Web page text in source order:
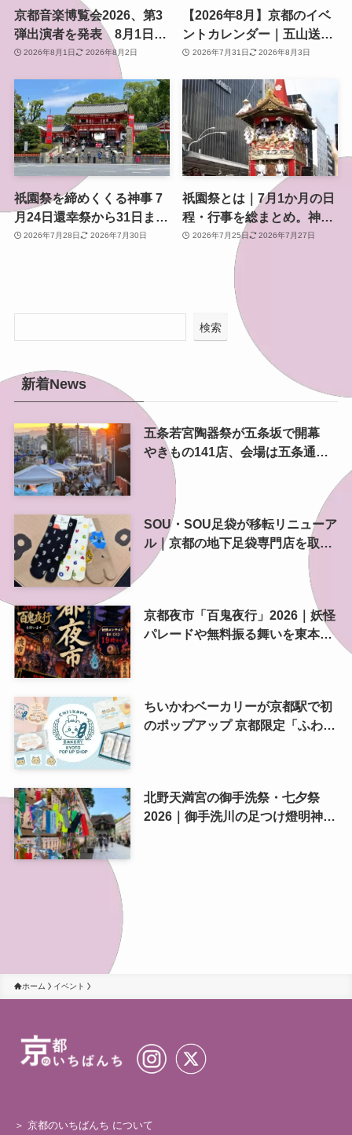
京都音楽博覧会2026、第3
弾出演者を発表 8月1日か
らチケット2次プレオーダ
ー開始 梅小路公園で10月
開催
2026年8月1日 2026年8月2日
【2026年8月】京都のイベ
ントカレンダー｜五山送り
火・お盆行事・夏のおでか
2026年7月31日 2026年8月3日
祇園祭を締めくくる神事 7
月24日還幸祭から31日まで
のスケジュールと見どころ
2026年7月28日 2026年7月30日
祇園祭とは｜7月1か月の日
程・行事を総まとめ。神幸
祭・山鉾巡行・還幸祭まで
2026年7月25日 2026年7月27日
検索
新着News
五条若宮陶器祭が五条坂で開幕
やきもの141店、会場は五条通の
南側にも拡大
SOU・SOU足袋が移転リニューア
ル｜京都の地下足袋専門店を取
材、人気商品や京都土産も紹介
京都夜市「百鬼夜行」2026｜妖怪
パレードや無料振る舞いを東本願
ちいかわベーカリーが京都駅で初
のポップアップ 京都限定「ふわふ
北野天満宮の御手洗祭・七夕祭
2026｜御手洗川の足つけ燈明神事
ホーム イベント
＞ 京都のいちばんち について